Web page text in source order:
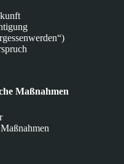
Maßnahmen